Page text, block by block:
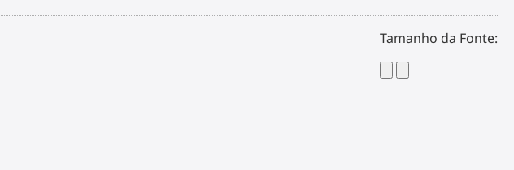
Tamanho da Fonte: